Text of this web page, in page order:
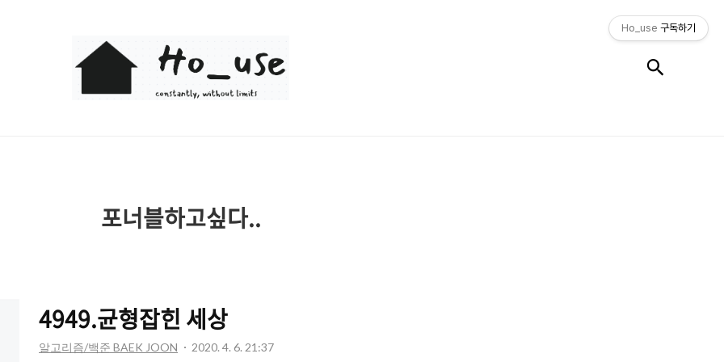
Ho_use
포너블하고싶다..
4949.균형잡힌 세상
알고리즘/백준 BAEK JOON 2020. 4. 6. 21:37
Ho_use 구독하기